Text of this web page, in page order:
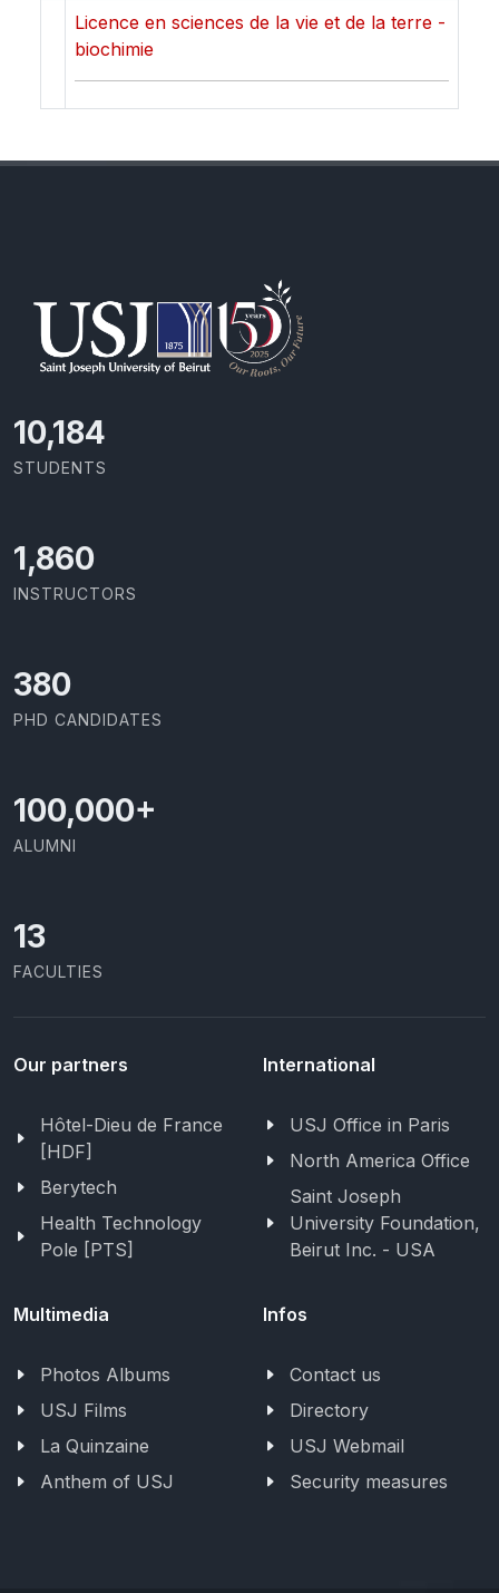
Licence en sciences de la vie et de la terre -
biochimie
10,801
STUDENTS
1,973
INSTRUCTORS
403
PHD CANDIDATES
100,000+
ALUMNI
13
FACULTIES
Our partners
Hôtel-Dieu de France
[HDF]
Berytech
Health Technology
Pole [PTS]
International
USJ Office in Paris
North America Office
Saint Joseph
University Foundation,
Beirut Inc. - USA
Multimedia
Photos Albums
USJ Films
La Quinzaine
Anthem of USJ
Infos
Contact us
Directory
USJ Webmail
Security measures